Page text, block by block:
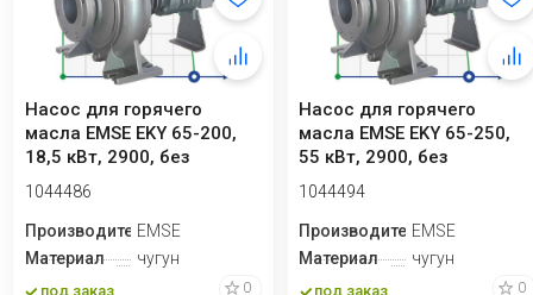
Насос для горячего
масла EMSE EKY 65-200,
18,5 кВт, 2900, без
двигателя
1044486
ПроизводительEMSE
Материал
чугун
под заказ 0
Насос для горячего
масла EMSE EKY 65-250,
55 кВт, 2900, без
двигателя
1044494
ПроизводительEMSE
Материал
чугун
под заказ 0